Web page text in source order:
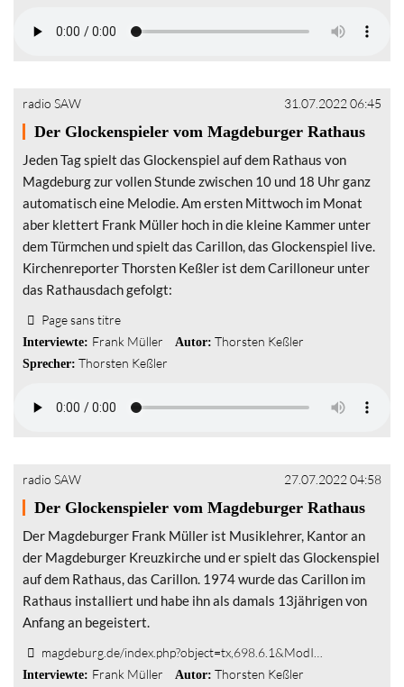
radio SAW 31.07.2022 06:45
Der Glockenspieler vom Magdeburger Rathaus
Jeden Tag spielt das Glockenspiel auf dem Rathaus von
Magdeburg zur vollen Stunde zwischen 10 und 18 Uhr ganz
automatisch eine Melodie. Am ersten Mittwoch im Monat
aber klettert Frank Müller hoch in die kleine Kammer unter
dem Türmchen und spielt das Carillon, das Glockenspiel live.
Kirchenreporter Thorsten Keßler ist dem Carilloneur unter
das Rathausdach gefolgt:
Page sans titre
Interviewte: Frank Müller Autor: Thorsten Keßler
Sprecher: Thorsten Keßler
radio SAW 27.07.2022 04:58
Der Glockenspieler vom Magdeburger Rathaus
Der Magdeburger Frank Müller ist Musiklehrer, Kantor an
der Magdeburger Kreuzkirche und er spielt das Glockenspiel
auf dem Rathaus, das Carillon. 1974 wurde das Carillon im
Rathaus installiert und habe ihn als damals 13jährigen von
Anfang an begeistert.
magdeburg.de/index.php?object=tx,698.6.1&ModI…
Interviewte: Frank Müller Autor: Thorsten Keßler